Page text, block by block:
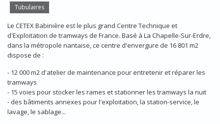
Tubulaires
Le CETEX Babinière est le plus grand Centre Technique et
d'Exploitation de tramways de France. Basé à La Chapelle-Sur-Erdre,
dans la métropole nantaise, ce centre d'envergure de 16 801 m2
dispose de :
- 12 000 m2 d'atelier de maintenance pour entretenir et réparer les
tramways
- 15 voies pour stocker les rames et stationner les tramways la nuit
- des bâtiments annexes pour l'exploitation, la station-service, le
lavage, le sablage...